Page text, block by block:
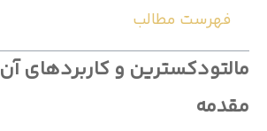
فهرست مطالب
مالتودکسترین و کاربرد‌های آن
مقدمه